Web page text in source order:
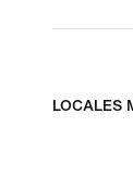
LOCALES